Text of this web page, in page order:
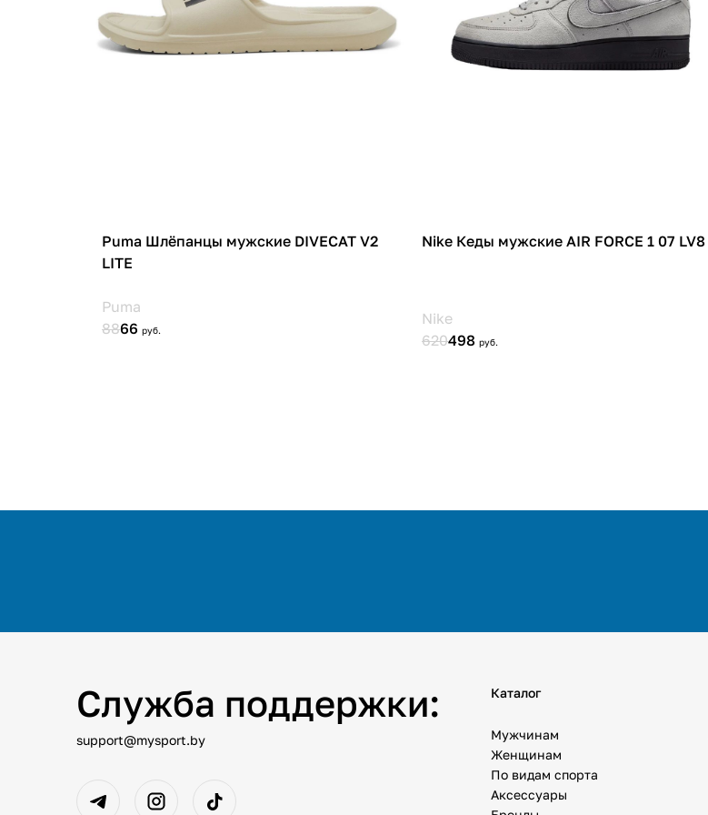
Служба поддержки:
support@mysport.by
Каталог
Мужчинам
Женщинам
По видам спорта
Аксессуары